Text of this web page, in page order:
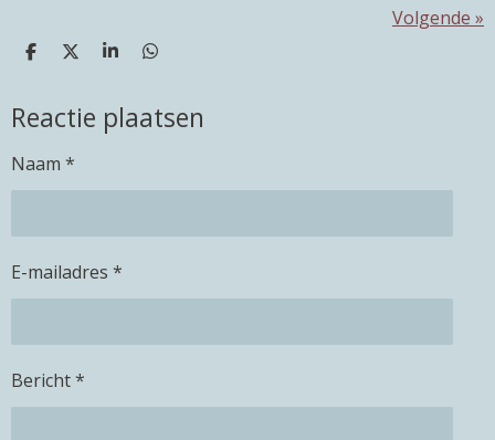
Volgende »
D
e
n
D
l
S
r
e
D
e
n
Reactie plaatsen
Naam *
E-mailadres *
Bericht *